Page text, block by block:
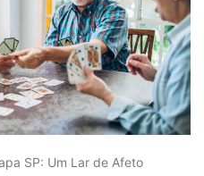
SP: Um Lar de Afeto